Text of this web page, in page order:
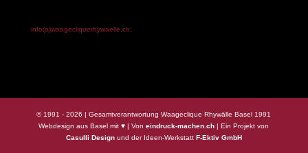
info(a)waagecliquerhywaelle.ch
© 1991 - 2026 | Gesamtverantwortung Waageclique Rhywälle Basel 1991
Webdesign aus Basel mit ♥ | Voneindruck-machen.ch | Ein Projekt von
Casulli Designund der Ideen-Werkstatt F-Ektiv GmbH